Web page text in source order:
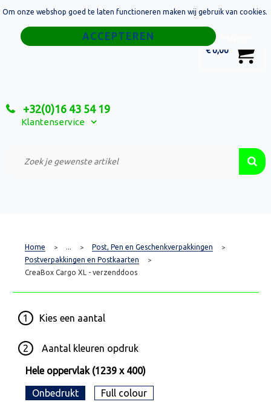
€ 0,00
+32(0)16 43 54 19
Klantenservice
Home
Relatiegeschenken
Custom Made Projecten
Home > ... > Post, Pen en Geschenkverpakkingen >
Postverpakkingen en Postkaarten >
CreaBox Cargo XL - verzenddoos
1 Kies een aantal
2 Aantal kleuren opdruk
Hele oppervlak (1239 x 400)
Onbedrukt Full colour
Om onze webshop goed te laten functioneren maken wij gebruik van cookies.